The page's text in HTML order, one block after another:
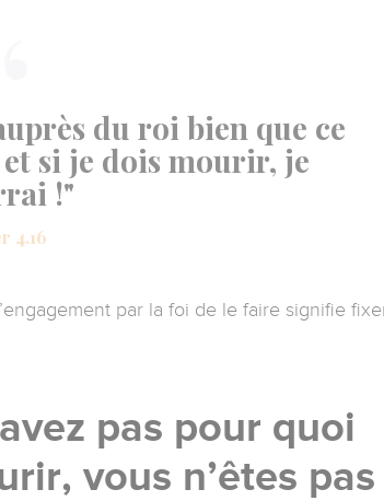
du roi bien que ce
si je dois mourir, je
!"
4.16
par la foi de le faire signifie
pas pour quoi
vous n’êtes pas